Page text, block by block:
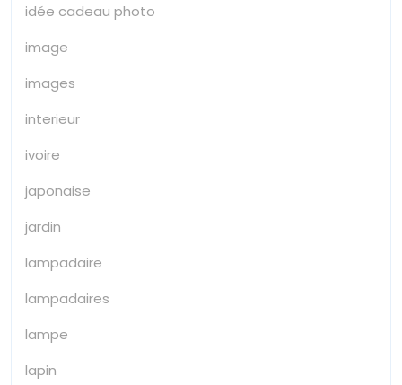
idée cadeau photo
image
images
interieur
ivoire
japonaise
jardin
lampadaire
lampadaires
lampe
lapin